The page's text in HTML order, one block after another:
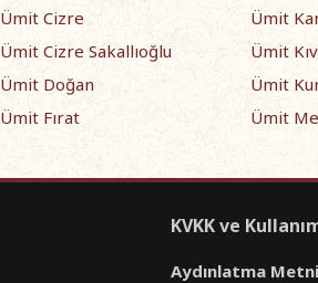
Ümit Cizre
Ümit Cizre Sakallıoğlu
Ümit Doğan
Ümit Fırat
Ümit
Ümit
Ümit
Ümit
KVKK ve
Aydınlatma Metni